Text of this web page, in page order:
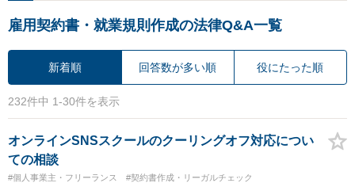
しょう。
雇用契約書・就業規則作成の法律Q&A一覧
新着順 回答数が多い順 役にたった順
232件中 1-30件を表示
オンラインSNSスクールのクーリングオフ対応につい
ての相談
#個人事業主・フリーランス
#契約書作成・リーガルチェック